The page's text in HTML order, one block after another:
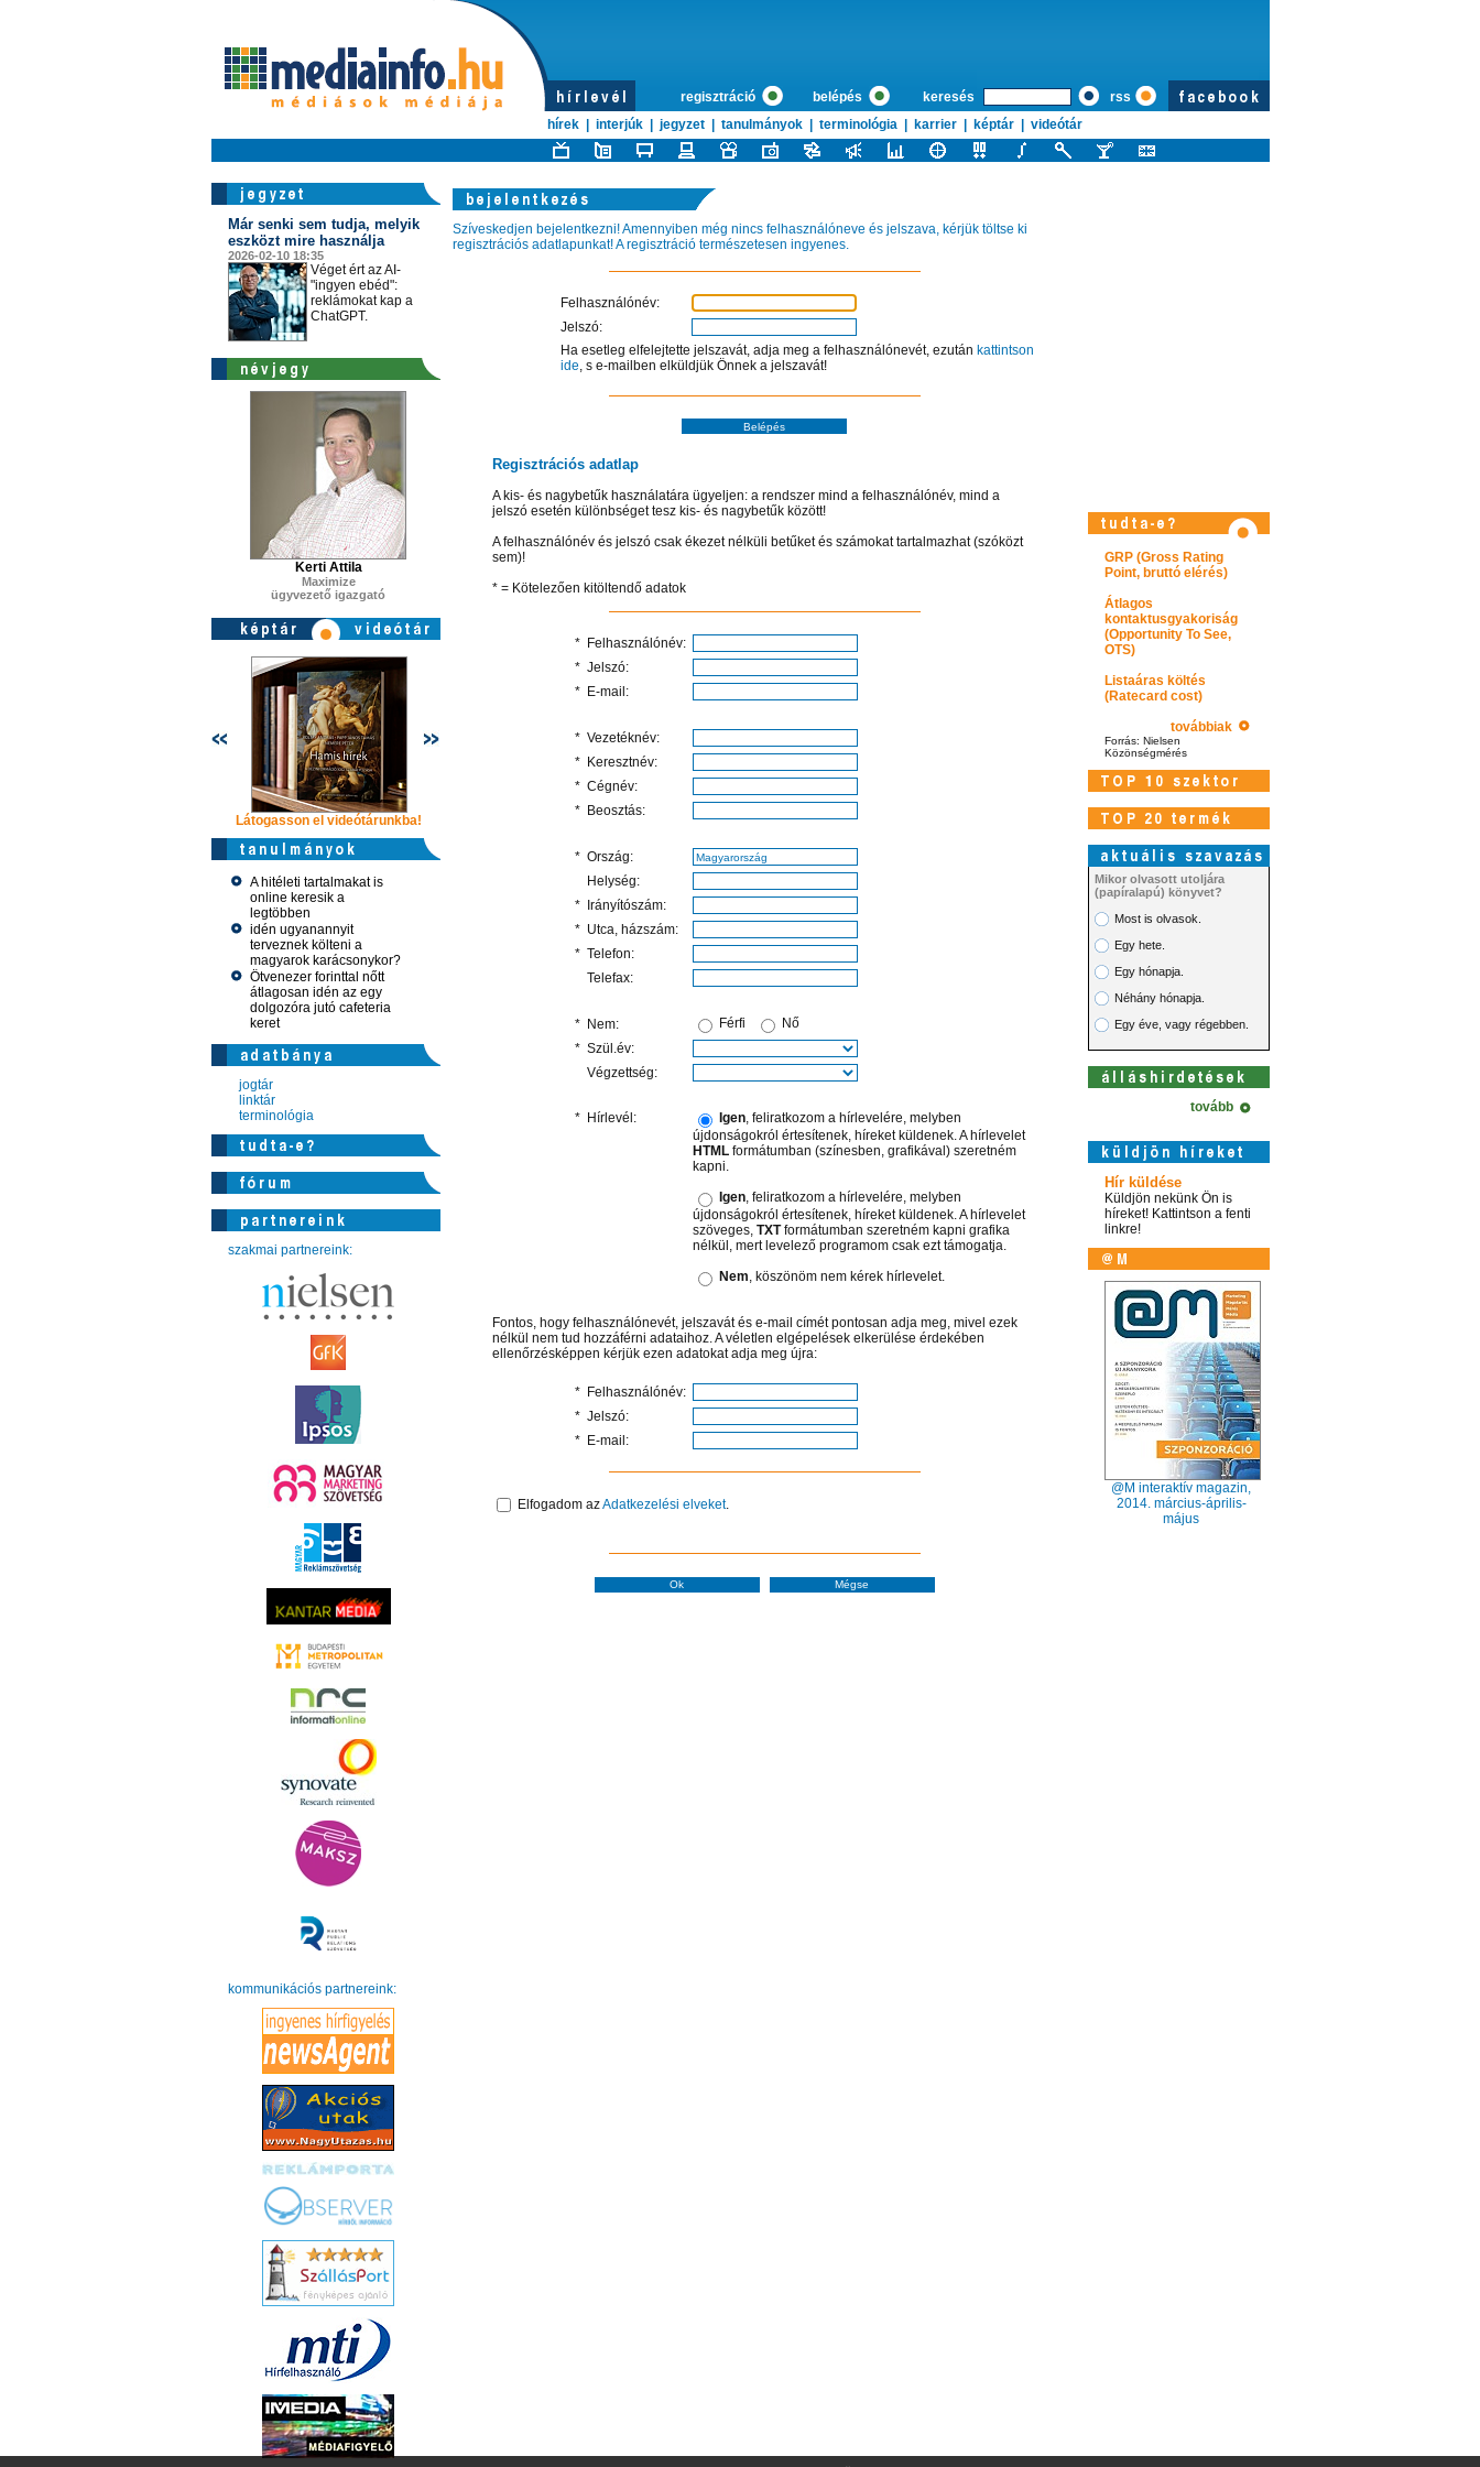
regisztráció belépés keresés
rss
hírek
interjúk jegyzet tanulmányok terminológia karrier képtár videótár
Már senki sem tudja, melyik
eszközt mire használja
2026-02-10 18:35
Véget ért az AI-
"ingyen ebéd":
reklámokat kap a
ChatGPT.
Kerti Attila
Maximize
ügyvezető igazgató
Látogasson el videótárunkba! Látogasson el videótárunkba!Látogasson el videótárunkba! Látogasson el videótárunkba!
A hitéleti tartalmakat is
online keresik a
legtöbben
idén ugyanannyit
terveznek költeni a
magyarok karácsonykor?
Ötvenezer forinttal nőtt
átlagosan idén az egy
dolgozóra jutó cafeteria
keret
jogtár
linktár
terminológia
szakmai partnereink:
kommunikációs partnereink:
Szíveskedjen bejelentkezni! Amennyiben még nincs felhasználóneve és jelszava, kérjük töltse ki
regisztrációs adatlapunkat! A regisztráció természetesen ingyenes.
Felhasználónév:
Jelszó:
Ha esetleg elfelejtette jelszavát, adja meg a felhasználónevét, ezután kattintson
ide, s e-mailben elküldjük Önnek a jelszavát!
Regisztrációs adatlap
A kis- és nagybetűk használatára ügyeljen: a rendszer mind a felhasználónév, mind a
jelszó esetén különbséget tesz kis- és nagybetűk között!
A felhasználónév és jelszó csak ékezet nélküli betűket és számokat tartalmazhat (szóközt
sem)!
* = Kötelezően kitöltendő adatok
* Felhasználónév:
* Jelszó:
* E-mail:
* Vezetéknév:
* Keresztnév:
* Cégnév:
* Beosztás:
* Ország:
Helység:
*
Irányítószám:
* Utca, házszám:
* Telefon:
Telefax:
* Nem: Férfi
Nő
* Szül.év:
Végzettség:
* Hírlevél: Igen, feliratkozom a hírlevelére, melyben
újdonságokról értesítenek, híreket küldenek. A hírlevelet
HTML formátumban (színesben, grafikával) szeretném
kapni.
Igen, feliratkozom a hírlevelére, melyben
újdonságokról értesítenek, híreket küldenek. A hírlevelet
szöveges, TXTformátumban szeretném kapni grafika
nélkül, mert levelező programom csak ezt támogatja.
Nem, köszönöm nem kérek hírlevelet.
Fontos, hogy felhasználónevét, jelszavát és e-mail címét pontosan adja meg, mivel ezek
nélkül nem tud hozzáférni adataihoz. A véletlen elgépelések elkerülése érdekében
ellenőrzésképpen kérjük ezen adatokat adja meg újra:
* Felhasználónév:
* Jelszó:
* E-mail:
Elfogadom azAdatkezelési elveket.
GRP (Gross Rating
Point, bruttó elérés)
Átlagos
kontaktusgyakoriság
(Opportunity To See,
OTS)
Listaáras költés
(Ratecard cost)
továbbiak
Forrás: Nielsen
Közönségmérés
Mikor olvasott utoljára
(papíralapú) könyvet?
Most is olvasok.
Egy hete.
Egy hónapja.
Néhány hónapja.
Egy éve, vagy régebben.
tovább
Hír küldése
Küldjön nekünk Ön is
híreket! Kattintson a fenti
linkre!
@M interaktív magazin,
2014. március-április-
május